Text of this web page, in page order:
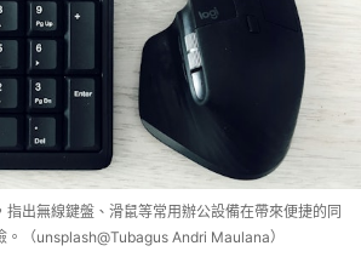
指出無線鍵盤、滑鼠等常用辦公設備在帶來便捷的同
。（unsplash@Tubagus Andri Maulana）